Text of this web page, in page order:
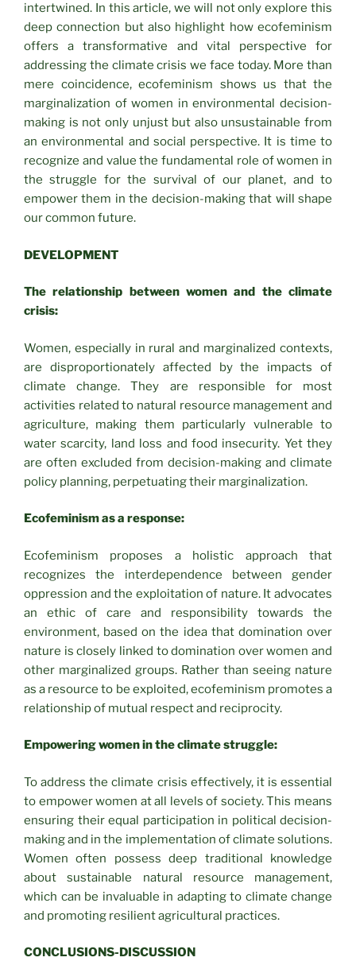
intertwined. In this article, we will not only explore this
deep connection but also highlight how ecofeminism
offers a transformative and vital perspective for
addressing the climate crisis we face today. More than
mere coincidence, ecofeminism shows us that the
marginalization of women in environmental decision-
making is not only unjust but also unsustainable from
an environmental and social perspective. It is time to
recognize and value the fundamental role of women in
the struggle for the survival of our planet, and to
empower them in the decision-making that will shape
our common future.
DEVELOPMENT
The relationship between women and the climate
crisis:
Women, especially in rural and marginalized contexts,
are disproportionately affected by the impacts of
climate change. They are responsible for most
activities related to natural resource management and
agriculture, making them particularly vulnerable to
water scarcity, land loss and food insecurity. Yet they
are often excluded from decision-making and climate
policy planning, perpetuating their marginalization.
Ecofeminism as a response:
Ecofeminism proposes a holistic approach that
recognizes the interdependence between gender
oppression and the exploitation of nature. It advocates
an ethic of care and responsibility towards the
environment, based on the idea that domination over
nature is closely linked to domination over women and
other marginalized groups. Rather than seeing nature
as a resource to be exploited, ecofeminism promotes a
relationship of mutual respect and reciprocity.
Empowering women in the climate struggle:
To address the climate crisis effectively, it is essential
to empower women at all levels of society. This means
ensuring their equal participation in political decision-
making and in the implementation of climate solutions.
Women often possess deep traditional knowledge
about sustainable natural resource management,
which can be invaluable in adapting to climate change
and promoting resilient agricultural practices.
CONCLUSIONS-DISCUSSION